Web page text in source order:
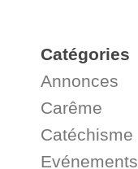
Catégories
Annonces
Carême
Catéchisme
Evénements